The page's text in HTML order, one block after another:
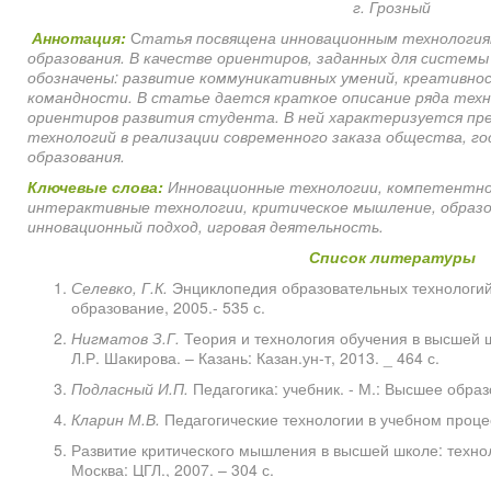
г. Грозный
Аннотация: Статья посвящена инновационным
образования. В качестве ориентиров, заданных для системы
обозначены: развитие коммуникативных умений,
командности. В статье дается краткое описание ряда
ориентиров развития студента. В ней характеризуется
технологий в реализации современного заказа общества,
образования.
Ключевые слова: Инновационные технологии,
интерактивные технологии, критическое мышление,
инновационный подход, игровая деятельность.
Список литературы
Селевко, Г.К. Энциклопедия образовательных
образование, 2005.- 535 с.
Нигматов З.Г. Теория и технология обучения в высшей
Л.Р. Шакирова. – Казань: Казан.ун-т, 2013. _ 464 с.
Подласный И.П. Педагогика: учебник. - М.: Высшее
Кларин М.В. Педагогические технологии в учебном
Развитие критического мышления в высшей школе:
Москва: ЦГЛ., 2007. – 304 с.